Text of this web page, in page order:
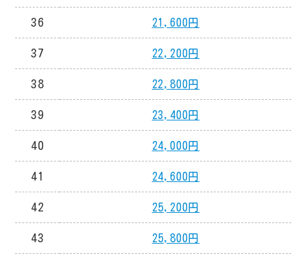
36 21,600円
37 22,200円
38 22,800円
39 23,400円
40 24,000円
41 24,600円
42 25,200円
43 25,800円